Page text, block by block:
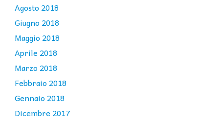
Agosto 2018
Giugno 2018
Maggio 2018
Aprile 2018
Marzo 2018
Febbraio 2018
Gennaio 2018
Dicembre 2017